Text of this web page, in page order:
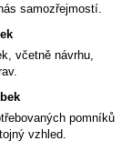
samozřejmostí.
včetně návrhu,
pomníků
vzhled.